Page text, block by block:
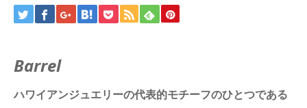
Barrel
ハワイアンジュエリーの代表的モチーフのひとつである
ハワイアン・スピリチュアルタロット
お問い合わせ